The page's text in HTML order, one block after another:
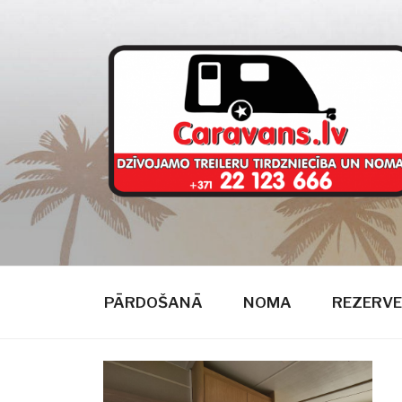
CARAVANS
dzīvojamie treileri
PĀRDOŠANĀ NOMA